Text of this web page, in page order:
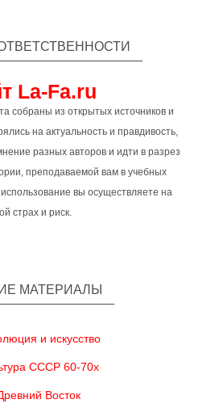
La-Fa.ru
собраны из открытых источников и
на актуальность и правдивость,
разных авторов и идти в разрез
преподаваемой вам в учебных
вы осуществляете на
страх и риск.
МАТЕРИАЛЫ
и искусство
СССР 60-70х
Восток